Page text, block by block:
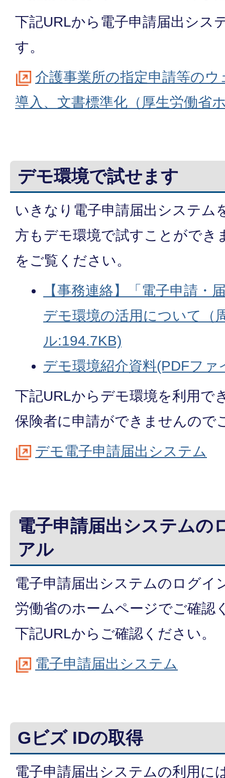
下記URLから電子申請届出シス
す。
介護事業所の指定申請等の
導⼊、文書標準化（厚生労働省
デモ環境で試せます
いきなり電子申請届出システム
方もデモ環境で試すことができ
をご覧ください。
【事務連絡】「電子申請・
デモ環境の活用について（
ル:194.7KB)
デモ環境紹介資料(PDFファ
下記URLからデモ環境を利用で
保険者に申請ができませんので
デモ電子申請届出システム
電子申請届出システムの
アル
電子申請届出システムのログイ
労働省のホームページでご確認
下記URLからご確認ください。
電子申請届出システム
Gビズ IDの取得
電子申請届出システムの利用に